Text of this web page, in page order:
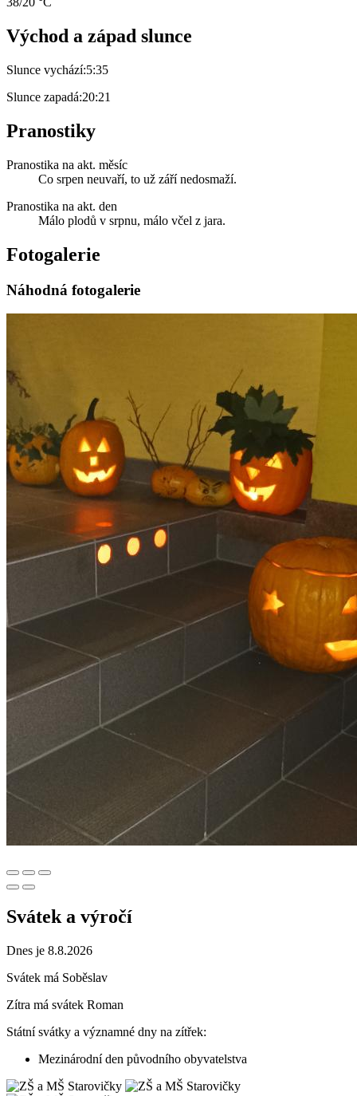
Východ a západ slunce
Slunce vychází:5:35
Slunce zapadá:20:21
Pranostiky
Pranostika na akt. měsíc
Co srpen neuvaří, to už září nedosmaží.
Pranostika na akt. den
Málo plodů v srpnu, málo včel z jara.
Fotogalerie
Náhodná fotogalerie
Svátek a výročí
Dnes je 8.8.2026
Svátek má Soběslav
Zítra má svátek Roman
Státní svátky a významné dny na zítřek:
Mezinárodní den původního obyvatelstva